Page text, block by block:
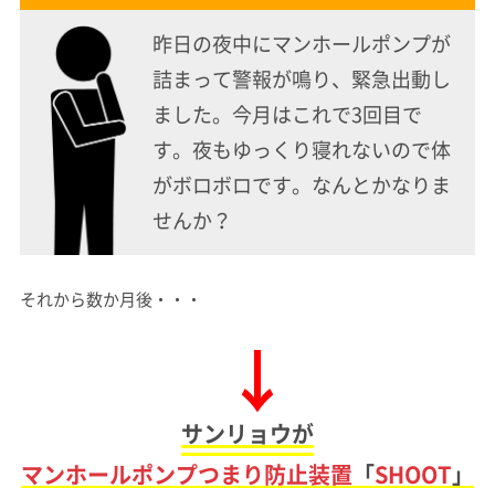
昨日の夜中にマンホールポンプが
詰まって警報が鳴り、緊急出動し
ました。今月はこれで3回目で
す。夜もゆっくり寝れないので体
がボロボロです。なんとかなりま
せんか？
それから数か月後・・・
サンリョウが
マンホールポンプつまり防止装置 「 SHOOT 」